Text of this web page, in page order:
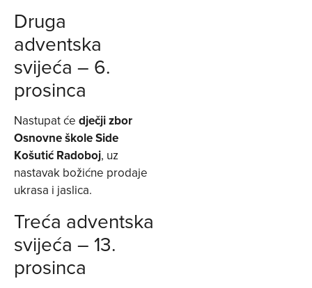
Druga
adventska
svijeća – 6.
prosinca
Nastupat će dječji zbor
Osnovne škole Side
Košutić Radoboj, uz
nastavak božićne prodaje
ukrasa i jaslica.
Treća adventska
svijeća – 13.
prosinca